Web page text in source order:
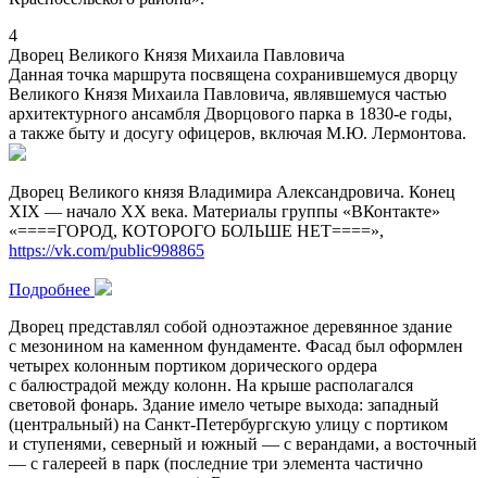
4
Дворец Великого Князя Михаила Павловича
Данная точка маршрута посвящена сохранившемуся дворцу
Великого Князя Михаила Павловича, являвшемуся частью
архитектурного ансамбля Дворцового парка в 1830-е годы,
а также быту и досугу офицеров, включая М.Ю. Лермонтова.
Дворец Великого князя Владимира Александровича. Конец
XIX — начало ХХ века. Материалы группы «ВКонтакте»
«====ГОРОД, КОТОРОГО БОЛЬШЕ НЕТ====»,
https://vk.com/public998865
Подробнее
Дворец представлял собой одноэтажное деревянное здание
с мезонином на каменном фундаменте. Фасад был оформлен
четырех колонным портиком дорического ордера
с балюстрадой между колонн. На крыше располагался
световой фонарь. Здание имело четыре выхода: западный
(центральный) на Санкт-Петербургскую улицу с портиком
и ступенями, северный и южный — с верандами, а восточный
— с галереей в парк (последние три элемента частично